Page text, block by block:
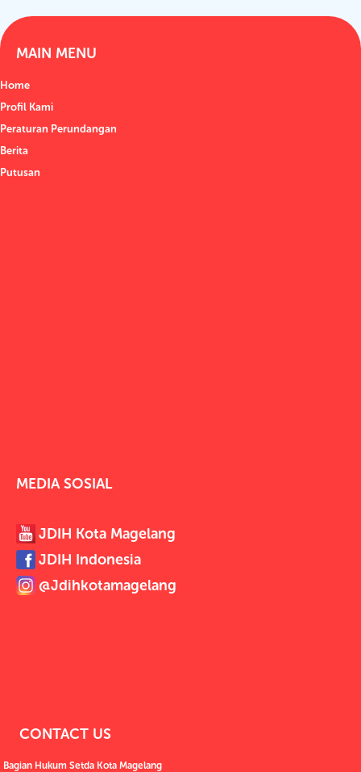
MAIN MENU
Home
Profil Kami
Peraturan Perundangan
Berita
Putusan
MEDIA SOSIAL
JDIH Kota Magelang
JDIH Indonesia
@Jdihkotamagelang
CONTACT US
Bagian Hukum Setda Kota Magelang